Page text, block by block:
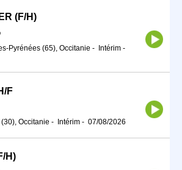
(F/H)
Pyrénées (65), Occitanie - Intérim -
F
Occitanie - Intérim - 07/08/2026
H)